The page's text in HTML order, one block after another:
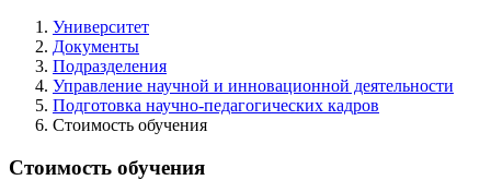
Университет
Документы
Подразделения
Управление научной и инновационной деятельности
Подготовка научно-педагогических кадров
Стоимость обучения
Стоимость обучения